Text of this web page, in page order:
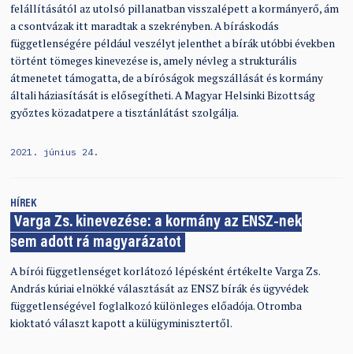
felállításától az utolsó pillanatban visszalépett a kormányerő, ám
a csontvázak itt maradtak a szekrényben. A bíráskodás
függetlenségére például veszélyt jelenthet a bírák utóbbi években
történt tömeges kinevezése is, amely névleg a strukturális
átmenetet támogatta, de a bíróságok megszállását és kormány
általi háziasítását is elősegítheti. A Magyar Helsinki Bizottság
győztes közadatpere a tisztánlátást szolgálja.
2021. június 24.
HÍREK
Varga Zs. kinevezése: a kormány az ENSZ-nek
sem adott rá magyarázatot
A bírói függetlenséget korlátozó lépésként értékelte Varga Zs.
András kúriai elnökké választását az ENSZ bírák és ügyvédek
függetlenségével foglalkozó különleges előadója. Otromba
kioktató választ kapott a külügyminisztertől.